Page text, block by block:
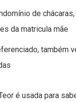
de
da matricula mãe
também
é usada para